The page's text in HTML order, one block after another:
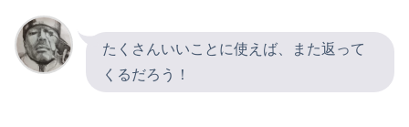
たくさんいいことに使えば、また返って
くるだろう！